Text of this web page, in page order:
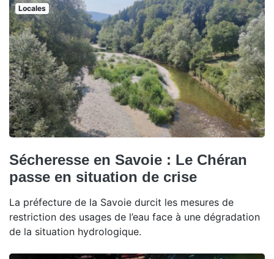
Locales
Sécheresse en Savoie : Le Chéran
passe en situation de crise
La préfecture de la Savoie durcit les mesures de
restriction des usages de l’eau face à une dégradation
de la situation hydrologique.